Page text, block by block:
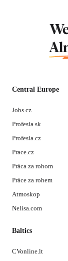
Central Europe
Jobs.cz
Profesia.sk
Profesia.cz
Prace.cz
Práca za rohom
Práce za rohem
Atmoskop
Nelisa.com
Baltics
CVonline.lt